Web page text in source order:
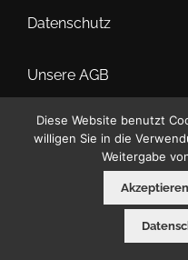
Datenschutz
Unsere AGB
Impressum
Diese Website benutzt
willigen Sie in die
Weitergabe
Akzeptieren